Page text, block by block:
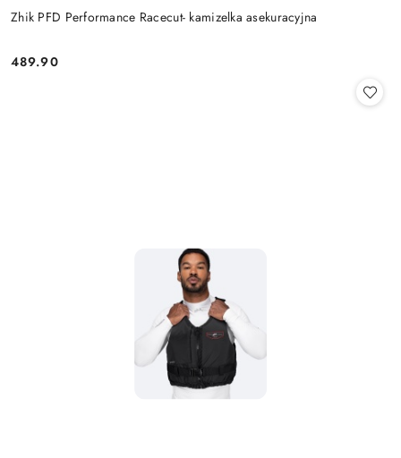
Zhik PFD Performance Racecut- kamizelka asekuracyjna
Cena:
489.90